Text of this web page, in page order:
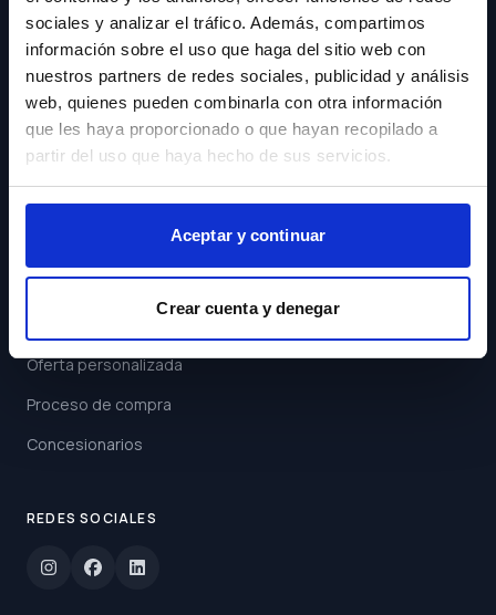
sociales y analizar el tráfico. Además, compartimos
información sobre el uso que haga del sitio web con
nuestros partners de redes sociales, publicidad y análisis
web, quienes pueden combinarla con otra información
que les haya proporcionado o que hayan recopilado a
partir del uso que haya hecho de sus servicios.
Aceptar y continuar
Crear cuenta y denegar
NEWSLETTER
Suscríbete y recibe las últimas novedades y ofertas.
Acepto los
Términos y
Condiciones
Suscribirse
ENLACES
Oferta personalizada
Proceso de compra
Concesionarios
REDES SOCIALES